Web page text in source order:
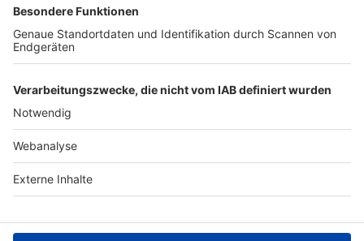
Nutzungsbedingungen Datenschutz Impressum